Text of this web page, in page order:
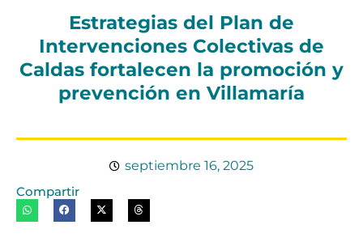
Estrategias del Plan de
Intervenciones Colectivas de
Caldas fortalecen la promoción y
prevención en Villamaría
septiembre 16, 2025
Compartir